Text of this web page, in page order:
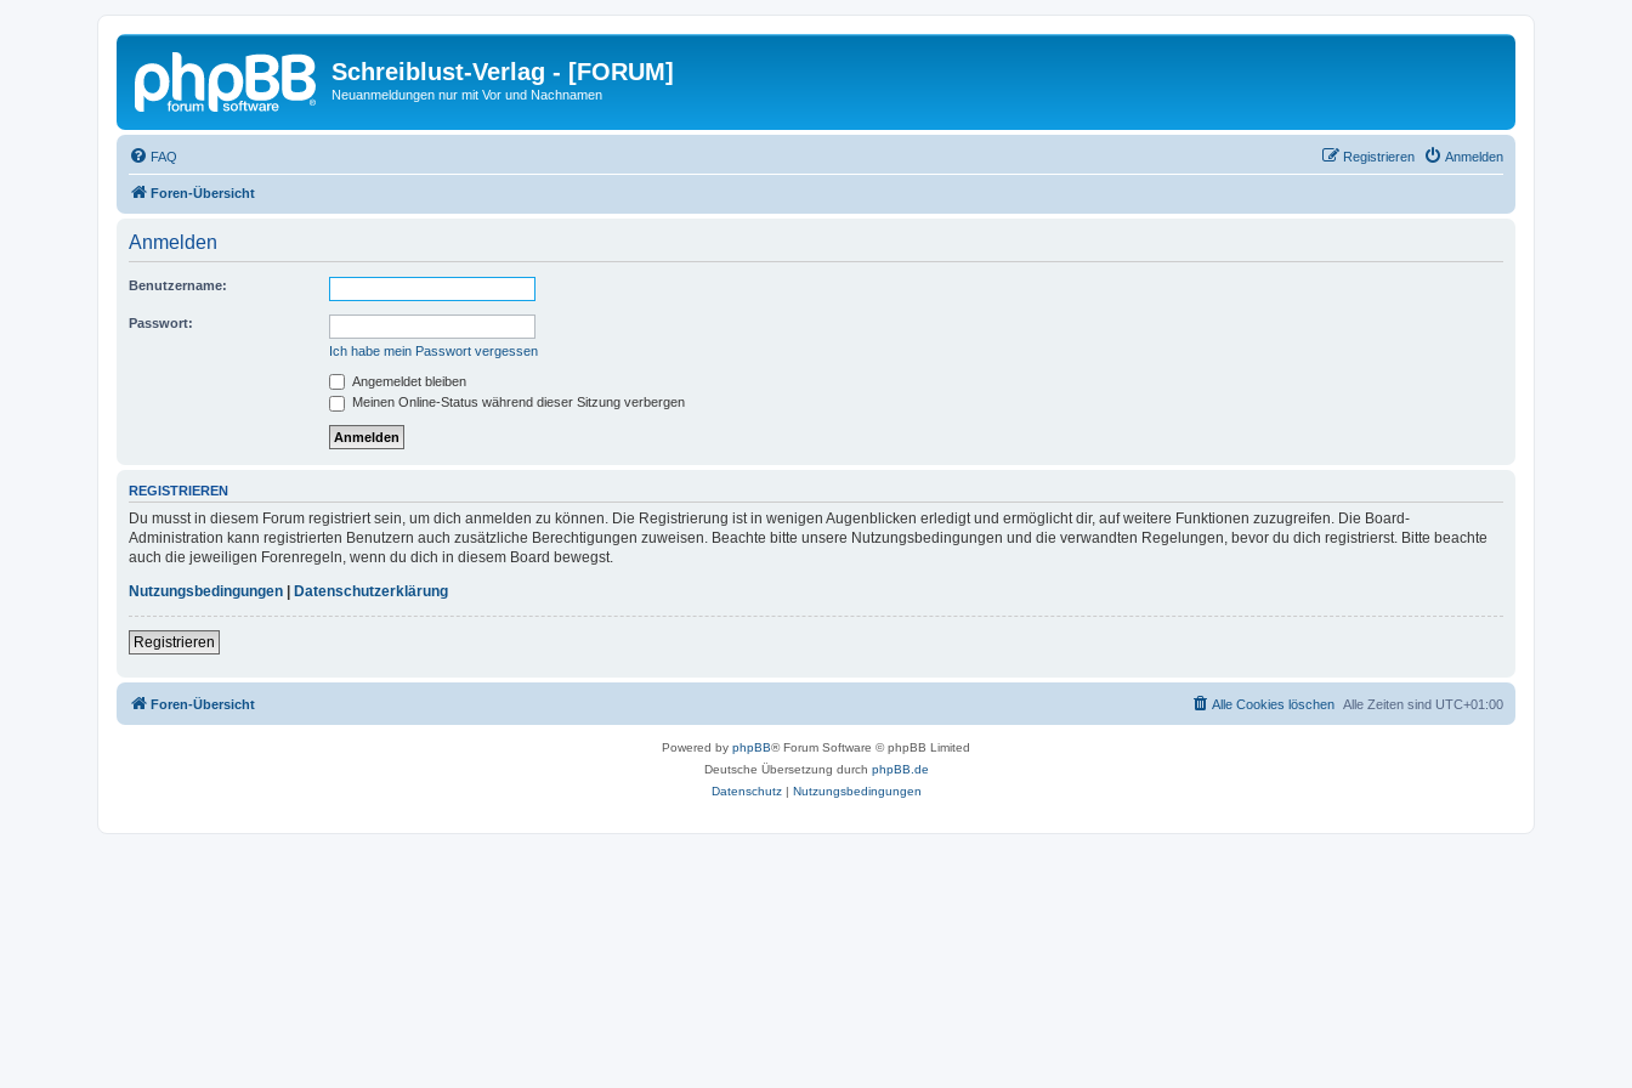
Schreiblust-Verlag - [FORUM]
Neuanmeldungen nur mit Vor und Nachnamen
FAQ Anmelden
Registrieren
Foren-Übersicht
Anmelden
Benutzername:
Passwort:
Ich habe mein Passwort vergessen
Angemeldet bleiben
Meinen Online-Status während dieser Sitzung verbergen
REGISTRIEREN
Du musst in diesem Forum registriert sein, um dich anmelden zu können. Die Registrierung ist in wenigen Augenblicken erledigt und ermöglicht dir, auf weitere Funktionen zuzugreifen. Die Board-
Administration kann registrierten Benutzern auch zusätzliche Berechtigungen zuweisen. Beachte bitte unsere Nutzungsbedingungen und die verwandten Regelungen, bevor du dich registrierst. Bitte beachte
auch die jeweiligen Forenregeln, wenn du dich in diesem Board bewegst.
Nutzungsbedingungen
Datenschutzerklärung
Registrieren
Foren-Übersicht Alle Zeiten sind UTC+01:00
Alle Cookies löschen
Powered by phpBB® Forum Software © phpBB Limited
Deutsche Übersetzung durch phpBB.de
Datenschutz| Nutzungsbedingungen